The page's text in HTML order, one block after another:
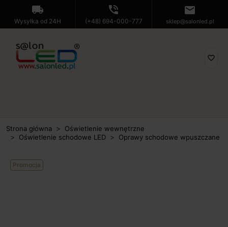
local_shipping
Wysyłka od 24H
phone_in_talk
(+48) 694-000-777
mail
sklep@salonled.pl
favorite_border
Strona główna
Oświetlenie wewnętrzne
Oświetlenie schodowe LED
Oprawy schodowe wpuszczane
Promocja